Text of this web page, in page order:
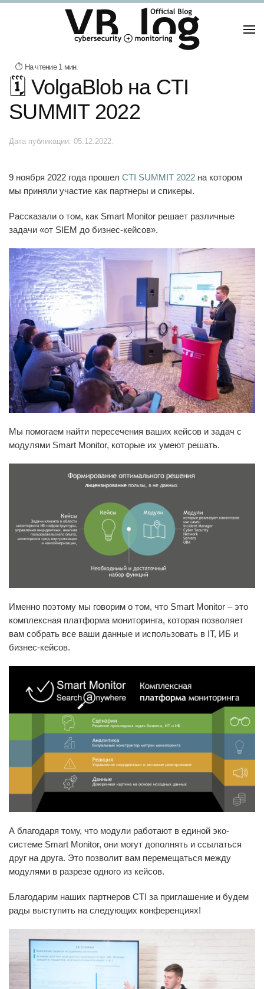
🗓️ VolgaBlob на CTI
SUMMIT 2022
Дата публикации: 05.12.2022.
9 ноября 2022 года прошел CTI SUMMIT 2022 на котором
мы приняли участие как партнеры и спикеры.
Рассказали о том, как Smart Monitor решает различные
задачи «от SIEM до бизнес-кейсов».
Мы помогаем найти пересечения ваших кейсов и задач с
модулями Smart Monitor, которые их умеют решать.
Именно поэтому мы говорим о том, что Smart Monitor – это
комплексная платформа мониторинга, которая позволяет
вам собрать все ваши данные и использовать в IT, ИБ и
бизнес-кейсов.
А благодаря тому, что модули работают в единой эко-
системе Smart Monitor, они могут дополнять и ссылаться
друг на друга. Это позволит вам перемещаться между
модулями в разрезе одного из кейсов.
Благодарим наших партнеров CTI за приглашение и будем
рады выступить на следующих конференциях!